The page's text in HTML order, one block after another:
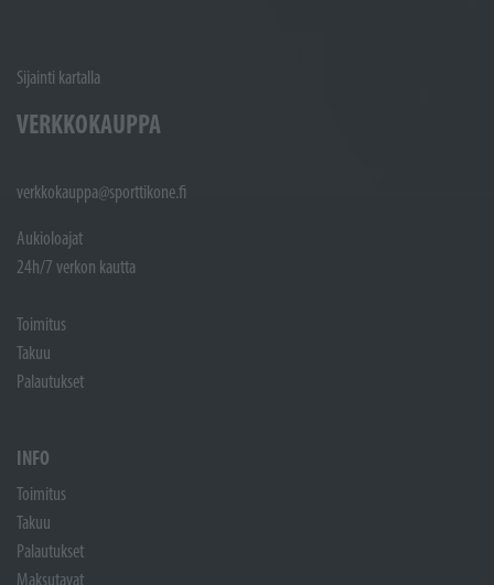
Sijainti kartalla
VERKKOKAUPPA
verkkokauppa@sporttikone.fi
Aukioloajat
24h/7 verkon kautta
Toimitus
Takuu
Palautukset
INFO
Toimitus
Takuu
Palautukset
Maksutavat